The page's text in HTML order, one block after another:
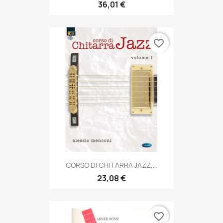
36,01 €
CORSO DI CHITARRA JAZZ,...
23,08 €
favorite_border
favorite_border